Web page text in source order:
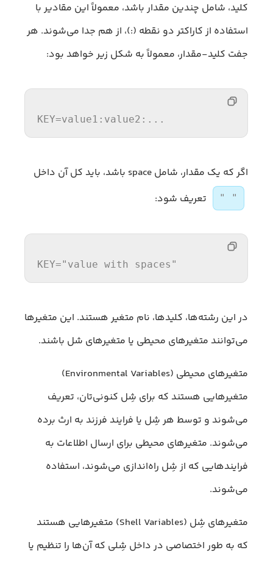
کلید، شامل چندین مقدار باشد، معمولاً این مقادیر با
استفاده از کاراکتر دو نقطه (:)، از هم جدا می‌شوند. هر
جفت کلید-مقدار، معمولاً به شکل زیر خواهد بود:
KEY=value1:value2:...
اگر که یک مقدار، شامل space باشد، باید کل آن داخل
" " تعریف شود:
KEY="value with spaces"
در این رشته‌ها، کلیدها، نام متغیر هستند. این متغیرها
می‌توانند متغیرهای محیطی یا متغیرهای شل باشند.
متغیرهای محیطی (Environmental Variables)
متغیرهایی هستند که برای شِل کنونی‌تان، تعریف
می‌شوند و توسط هر شِل یا فرایند فرزند به ارث برده
می‌شوند. متغیرهای محیطی برای ارسال اطلاعات به
فرایندهایی که از شِل راه‌اندازی می‌شوند، استفاده
می‌شوند.
متغیرهای شِل (Shell Variables) متغیرهایی هستند
که به طور اختصاصی در داخل شِلی که آن‌ها را تنظیم یا